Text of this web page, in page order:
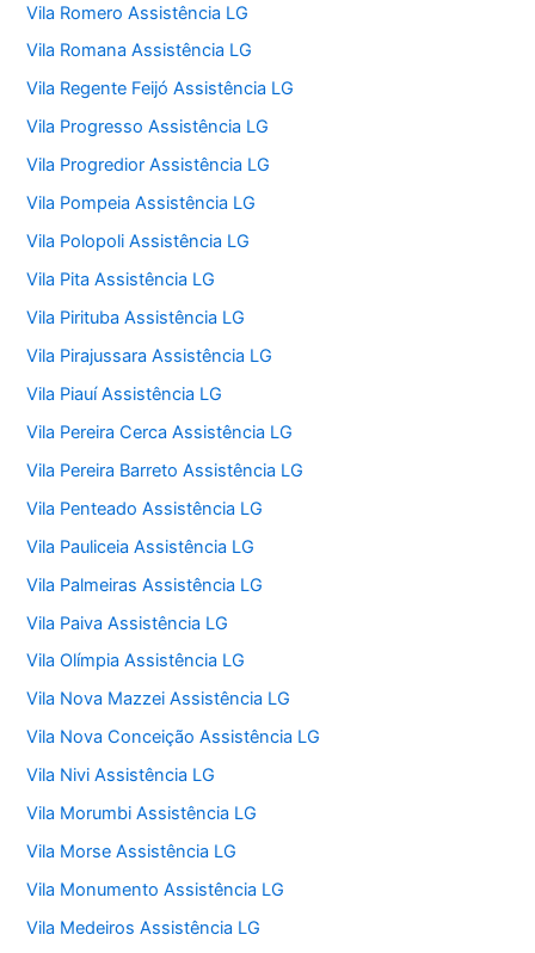
Vila Romero Assistência LG
Vila Romana Assistência LG
Vila Regente Feijó Assistência LG
Vila Progresso Assistência LG
Vila Progredior Assistência LG
Vila Pompeia Assistência LG
Vila Polopoli Assistência LG
Vila Pita Assistência LG
Vila Pirituba Assistência LG
Vila Pirajussara Assistência LG
Vila Piauí Assistência LG
Vila Pereira Cerca Assistência LG
Vila Pereira Barreto Assistência LG
Vila Penteado Assistência LG
Vila Pauliceia Assistência LG
Vila Palmeiras Assistência LG
Vila Paiva Assistência LG
Vila Olímpia Assistência LG
Vila Nova Mazzei Assistência LG
Vila Nova Conceição Assistência LG
Vila Nivi Assistência LG
Vila Morumbi Assistência LG
Vila Morse Assistência LG
Vila Monumento Assistência LG
Vila Medeiros Assistência LG